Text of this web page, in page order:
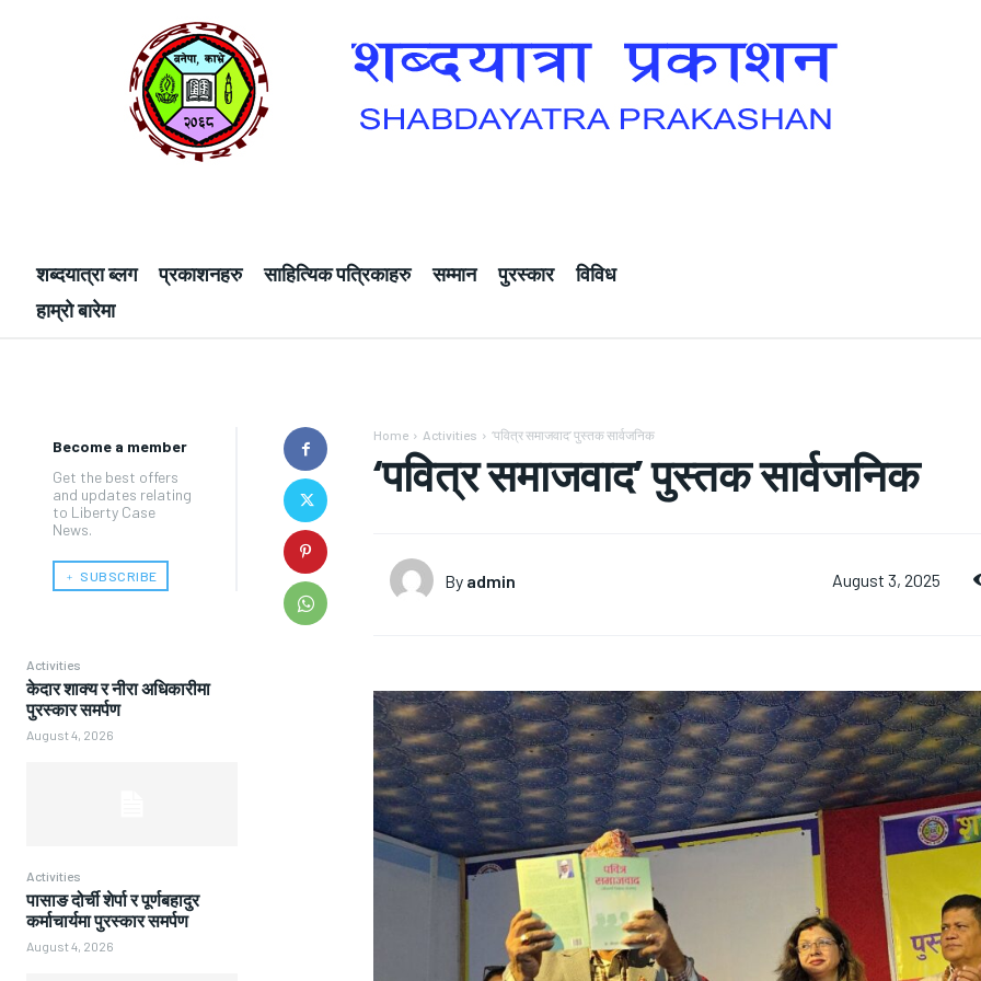
शब्दयात्रा ब्लग प्रकाशनहरु साहित्यिक पत्रिकाहरु सम्मान पुरस्कार
विविध
हाम्रो बारेमा
Become a member
Get the best offers
and updates relating
to Liberty Case
News.
﹢ SUBSCRIBE
Activities
केदार शाक्य र नीरा अधिकारीमा
पुरस्कार समर्पण
August 4, 2026
Activities
पासाङ दोर्ची शेर्पा र पूर्णबहादुर
कर्माचार्यमा पुरस्कार समर्पण
August 4, 2026
Home Activities ‘पवित्र समाजवाद’ पुस्तक सार्वजनिक
‘पवित्र समाजवाद’ पुस्तक सार्वजनिक
By admin August 3, 2025